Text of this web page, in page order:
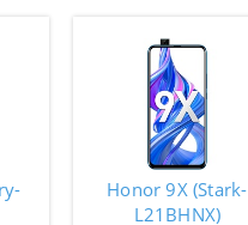
Honor 9X (Stark-
L21BHNX)